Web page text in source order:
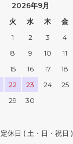
2026年9月
火 水 木 金
1
2 3 4
8 9 10 11
15 16 17 18
22 23 24 25
29 30
定休日 ( 土・日・祝日 )